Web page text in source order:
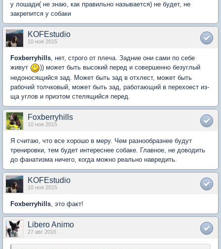
у лошади( не знаю, как правильно называется) не будет, не
закрепится у собаки
KOFEstudio
10 ноя 2015
Foxberryhills, нет, строго от плеча. Задние они сами по себе
живут
)) может быть высокий перед и совершенно безуглый
недоносящийся зад. Может быть зад в отхлест, может быть
рабочий толчковый, может быть зад, работающий в перехоест из-
ща углов и приэтом стелящийся перед.
Foxberryhills
10 ноя 2015
Я считаю, что все хорошо в меру. Чем разнообразнее будут
тренировки, тем будет интереснее собаке. Главное, не доводить
до фанатизма ничего, когда можно реально навредить.
KOFEstudio
10 ноя 2015
Foxberryhills, это факт!
Libero Animo
27 авг 2016